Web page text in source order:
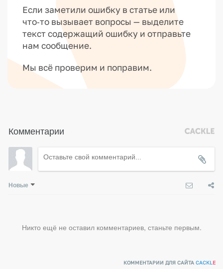
Если заметили ошибку в статье или
что‑то вызывает вопросы — выделите
текст содержащий ошибку и отправьте
нам сообщение.
Мы всё проверим и поправим.
Комментарии
Новые
Никто ещё не оставил комментариев, станьте первым.
КОММЕНТАРИИ ДЛЯ САЙТАCACKLE